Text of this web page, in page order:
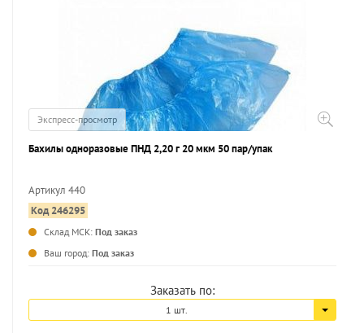
Экспресс-просмотр
Бахилы одноразовые ПНД 2,20 г 20 мкм 50 пар/упак
Артикул 440
Код 246295
Склад МСК: Под заказ
Ваш город: Под заказ
Заказать по:
1 шт.